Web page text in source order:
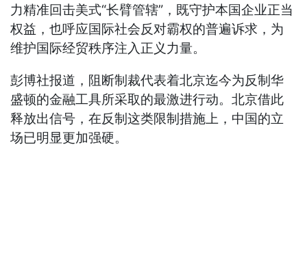
力精准回击美式“长臂管辖”，既守护本国企业正当
权益，也呼应国际社会反对霸权的普遍诉求，为
维护国际经贸秩序注入正义力量。
彭博社报道，阻断制裁代表着北京迄今为反制华
盛顿的金融工具所采取的最激进行动。北京借此
释放出信号，在反制这类限制措施上，中国的立
场已明显更加强硬。